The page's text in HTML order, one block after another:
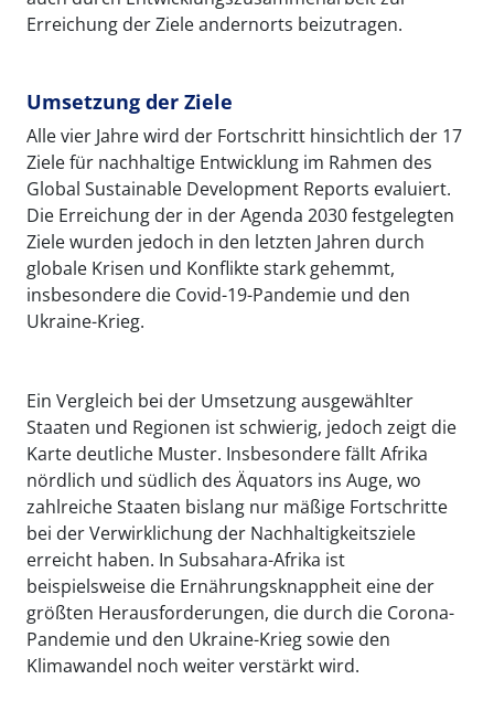
Erreichung der Ziele andernorts beizutragen.
Umsetzung der Ziele
Alle vier Jahre wird der Fortschritt hinsichtlich der 17
Ziele für nachhaltige Entwicklung im Rahmen des
Global Sustainable Development Reports evaluiert.
Die Erreichung der in der Agenda 2030 festgelegten
Ziele wurden jedoch in den letzten Jahren durch
globale Krisen und Konflikte stark gehemmt,
insbesondere die Covid-19-Pandemie und den
Ukraine-Krieg.
Ein Vergleich bei der Umsetzung ausgewählter
Staaten und Regionen ist schwierig, jedoch zeigt die
Karte deutliche Muster. Insbesondere fällt Afrika
nördlich und südlich des Äquators ins Auge, wo
zahlreiche Staaten bislang nur mäßige Fortschritte
bei der Verwirklichung der Nachhaltigkeitsziele
erreicht haben. In Subsahara-Afrika ist
beispielsweise die Ernährungsknappheit eine der
größten Herausforderungen, die durch die Corona-
Pandemie und den Ukraine-Krieg sowie den
Klimawandel noch weiter verstärkt wird.